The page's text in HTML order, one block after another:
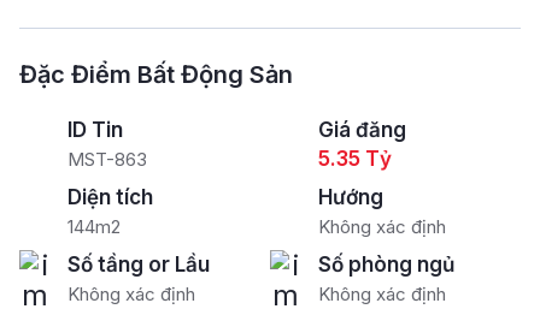
Đặc Điểm Bất Động Sản
ID Tin
MST-863
Giá đăng
5.35 Tỷ
Diện tích
144m2
Hướng
Không xác định
Số tầng or Lầu
Không xác định
Số phòng ngủ
Không xác định